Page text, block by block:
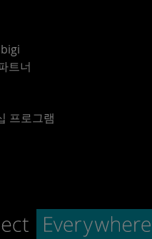
트너
프로그램